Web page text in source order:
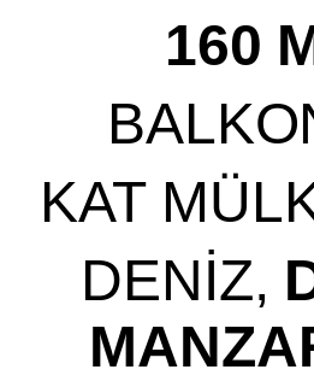
160
KAT
DENİZ,